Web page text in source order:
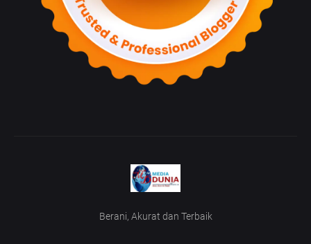
Berani, Akurat dan Terbaik